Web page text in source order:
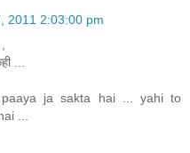
2011 2:03:00 pm
...
ja sakta hai ... yahi to
...